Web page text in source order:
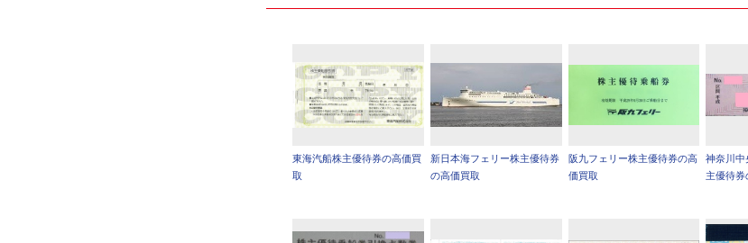
東海汽船株主優待券の高価買
取
新日本海フェリー株主優待券
の高価買取
阪九フェリー株主優待券の高
価買取
神奈川中
主優待券